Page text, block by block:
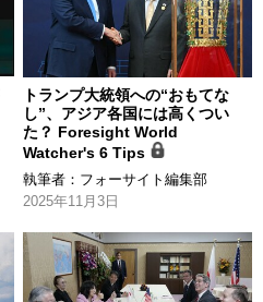
トランプ大統領への“おもてな
し”、アジア各国には高くつい
た？ Foresight World
Watcher's 6 Tips
執筆者： フォーサイト編集部
2025年11月3日